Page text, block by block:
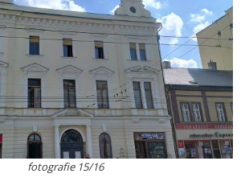
fotografie 15/16